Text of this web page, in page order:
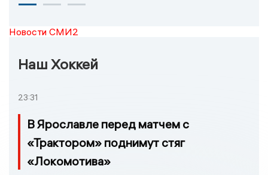
Новости СМИ2
Наш Хоккей
23:31
В Ярославле перед матчем с
«Трактором» поднимут стяг
«Локомотива»